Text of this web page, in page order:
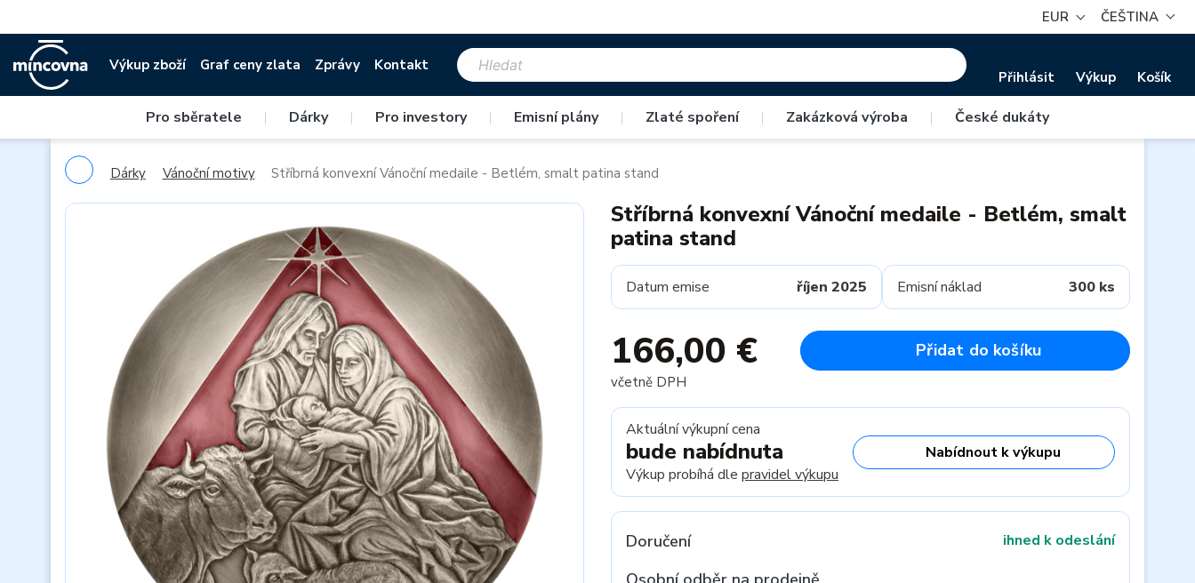
EUR ČEŠTINA
Výkup zboží Graf ceny zlata Zprávy Kontakt
Přihlásit Výkup Košík
Pro sběratele | Dárky | Pro investory | Emisní plány | Zlaté spoření | Zakázková výroba | České dukáty
Dárky Vánoční motivy Stříbrná konvexní Vánoční medaile - Betlém, smalt patina stand
Previous
Stříbrná konvexní Vánoční medaile - Betlém, smalt
patina stand
Datum emise říjen 2025 Emisní náklad 300 ks
166,00 €
včetně DPH
Přidat do košíku
Aktuální výkupní cena
bude nabídnuta
Výkup probíhá dle pravidel výkupu
Nabídnout k výkupu
Doručení ihned k odeslání